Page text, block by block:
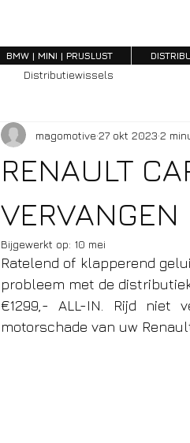
Distributiewissels
RENAULT
VERVANGEN
magomotive27 okt 2023 2
Bijgewerkt op: 10 mei
Ratelend of klapperend
probleem met de
€1299,- ALL-IN. Rijd niet
motorschade van uw
BMW | MINI | PRIJSLIJST